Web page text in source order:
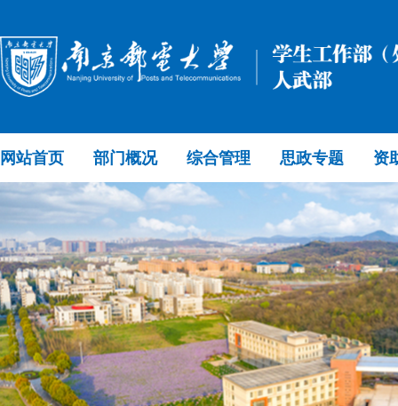
网站首页 部门概况 综合管理 思政专题 资